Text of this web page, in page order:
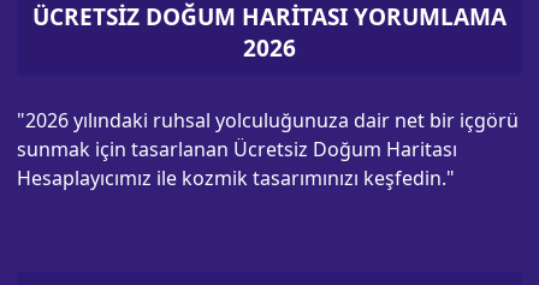
ÜCRETSİZ DOĞUM HARİTASI YORUMLAMA
2026
"2026 yılındaki ruhsal yolculuğunuza dair net bir içgörü
sunmak için tasarlanan Ücretsiz Doğum Haritası
Hesaplayıcımız ile kozmik tasarımınızı keşfedin."